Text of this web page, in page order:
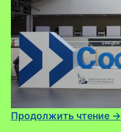
Продолжить чтение →